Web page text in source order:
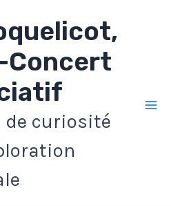
Concert
de curiosité